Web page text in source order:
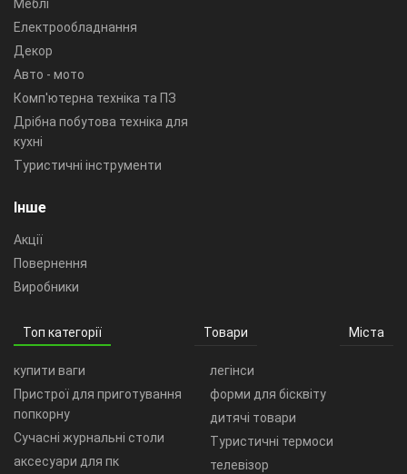
Меблі
Електрообладнання
Декор
Авто - мото
Комп'ютерна техніка та ПЗ
Дрібна побутова техніка для
кухні
Туристичні інструменти
Інше
Акції
Повернення
Виробники
Топ категорії Товари Міста
купити ваги
Пристрої для приготування
попкорну
Сучасні журнальні столи
аксесуари для пк
легінси
форми для бісквіту
дитячі товари
Туристичні термоси
телевізор